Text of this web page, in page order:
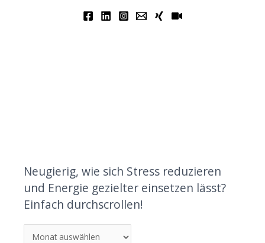
Neugierig, wie sich Stress reduzieren
und Energie gezielter einsetzen lässt?
Einfach durchscrollen!